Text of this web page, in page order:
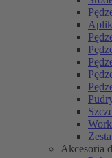
Akcesoria